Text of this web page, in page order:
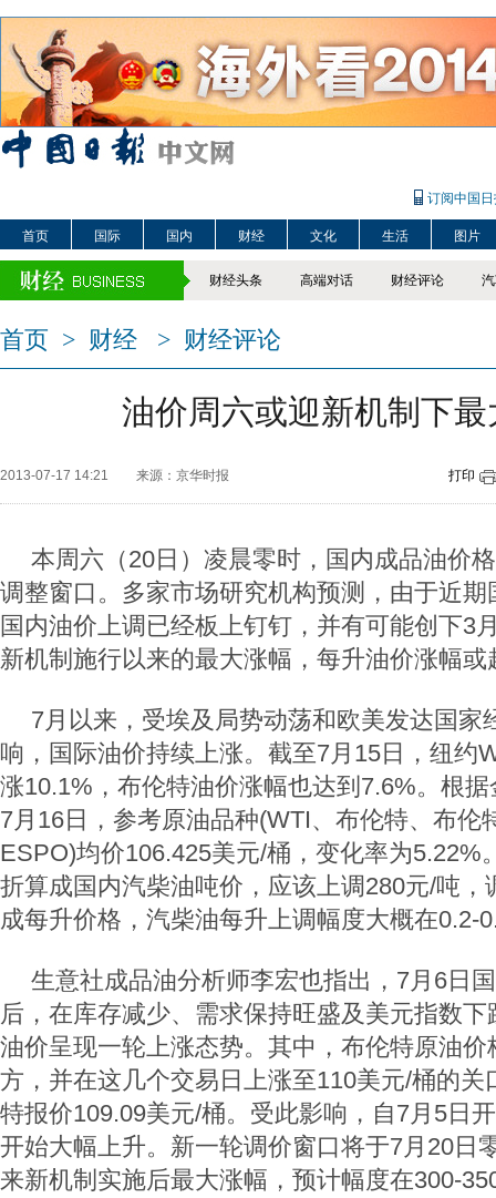
订阅中国
首页 国际 国内 财经 文化 生活 图片
财经头条 高端对话 财经评论
首页 > 财经 > 财经评论
油价周六或迎新机制下最
2013-07-17 14:21 来源：京华时报 打印
本周六（20日）凌晨零时，国内成品油价
调整窗口。多家市场研究机构预测，由于近
国内油价上调已经板上钉钉，并有可能创下3
新机制施行以来的最大涨幅，每升油价涨幅或
7月以来，受埃及局势动荡和欧美发达国家
响，国际油价持续上涨。截至7月15日，纽约
涨10.1%，布伦特油价涨幅也达到7.6%。根
7月16日，参考原油品种(WTI、布伦特、布伦
ESPO)均价106.425美元/桶，变化率为5.22%
折算成国内汽柴油吨价，应该上调280元/吨，
成每升价格，汽柴油每升上调幅度大概在0.2-
生意社成品油分析师李宏也指出，7月6日
后，在库存减少、需求保持旺盛及美元指数
油价呈现一轮上涨态势。其中，布伦特原油
方，并在这几个交易日上涨至110美元/桶的关
特报价109.09美元/桶。受此影响，自7月5日
开始大幅上升。新一轮调价窗口将于7月20日
来新机制实施后最大涨幅，预计幅度在300-